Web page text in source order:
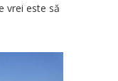
vrei este să